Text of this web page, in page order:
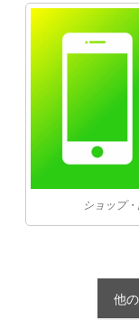
ショップ
他